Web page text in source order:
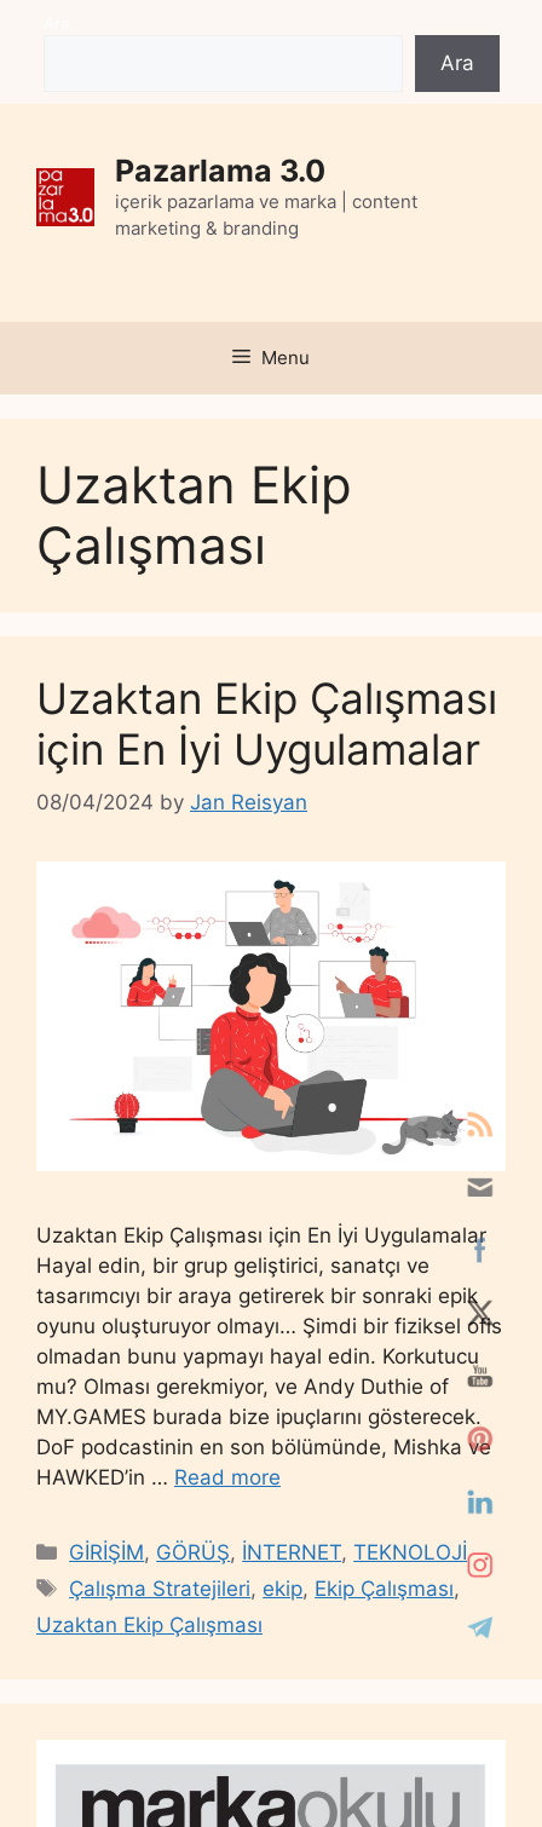
Ara
Pazarlama 3.0
içerik pazarlama ve marka | content
marketing & branding
Menu
Uzaktan Ekip
Çalışması
Uzaktan Ekip Çalışması
için En İyi Uygulamalar
08/04/2024 by Jan Reisyan
Uzaktan Ekip Çalışması için En İyi Uygulamalar
Hayal edin, bir grup geliştirici, sanatçı ve
tasarımcıyı bir araya getirerek bir sonraki epik
oyunu oluşturuyor olmayı… Şimdi bir fiziksel ofis
olmadan bunu yapmayı hayal edin. Korkutucu
mu? Olması gerekmiyor, ve Andy Duthie of
MY.GAMES burada bize ipuçlarını gösterecek.
DoF podcastinin en son bölümünde, Mishka ve
HAWKED’in … Read more
Categories
GİRİŞİM, GÖRÜŞ, İNTERNET,TEKNOLOJİ
Tags
Çalışma Stratejileri, ekip, Ekip Çalışması,
Uzaktan Ekip Çalışması